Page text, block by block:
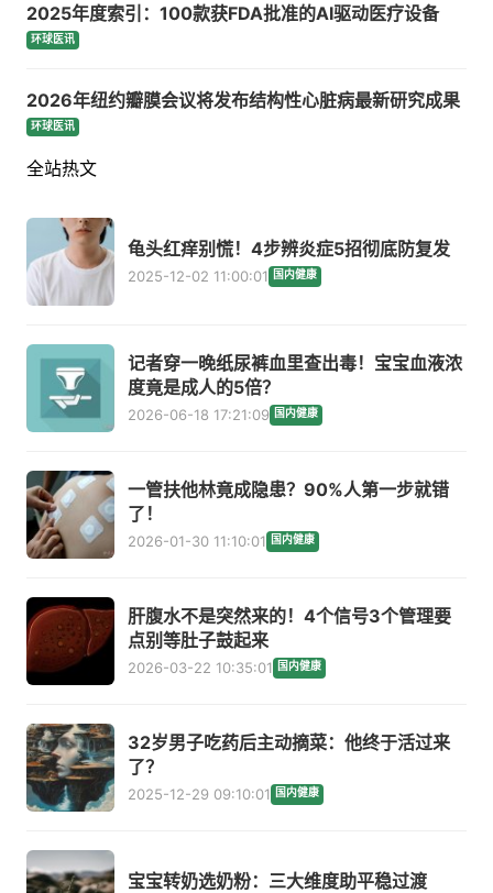
2025年度索引：100款获FDA批准的AI驱动医疗设备
环球医讯
2026年纽约瓣膜会议将发布结构性心脏病最新研究成果
环球医讯
全站热文
龟头红痒别慌！4步辨炎症5招彻底防复发
2025-12-02 11:00:01 国内健康
记者穿一晚纸尿裤血里查出毒！宝宝血液浓
度竟是成人的5倍？
2026-06-18 17:21:09 国内健康
一管扶他林竟成隐患？90%人第一步就错
了！
2026-01-30 11:10:01 国内健康
肝腹水不是突然来的！4个信号3个管理要
点别等肚子鼓起来
2026-03-22 10:35:01 国内健康
32岁男子吃药后主动摘菜：他终于活过来
了？
2025-12-29 09:10:01 国内健康
宝宝转奶选奶粉：三大维度助平稳过渡